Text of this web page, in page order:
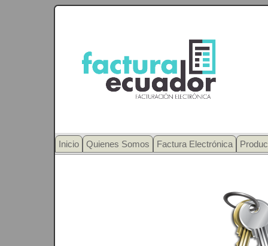
Inicio Quienes Somos Factura Electrónica